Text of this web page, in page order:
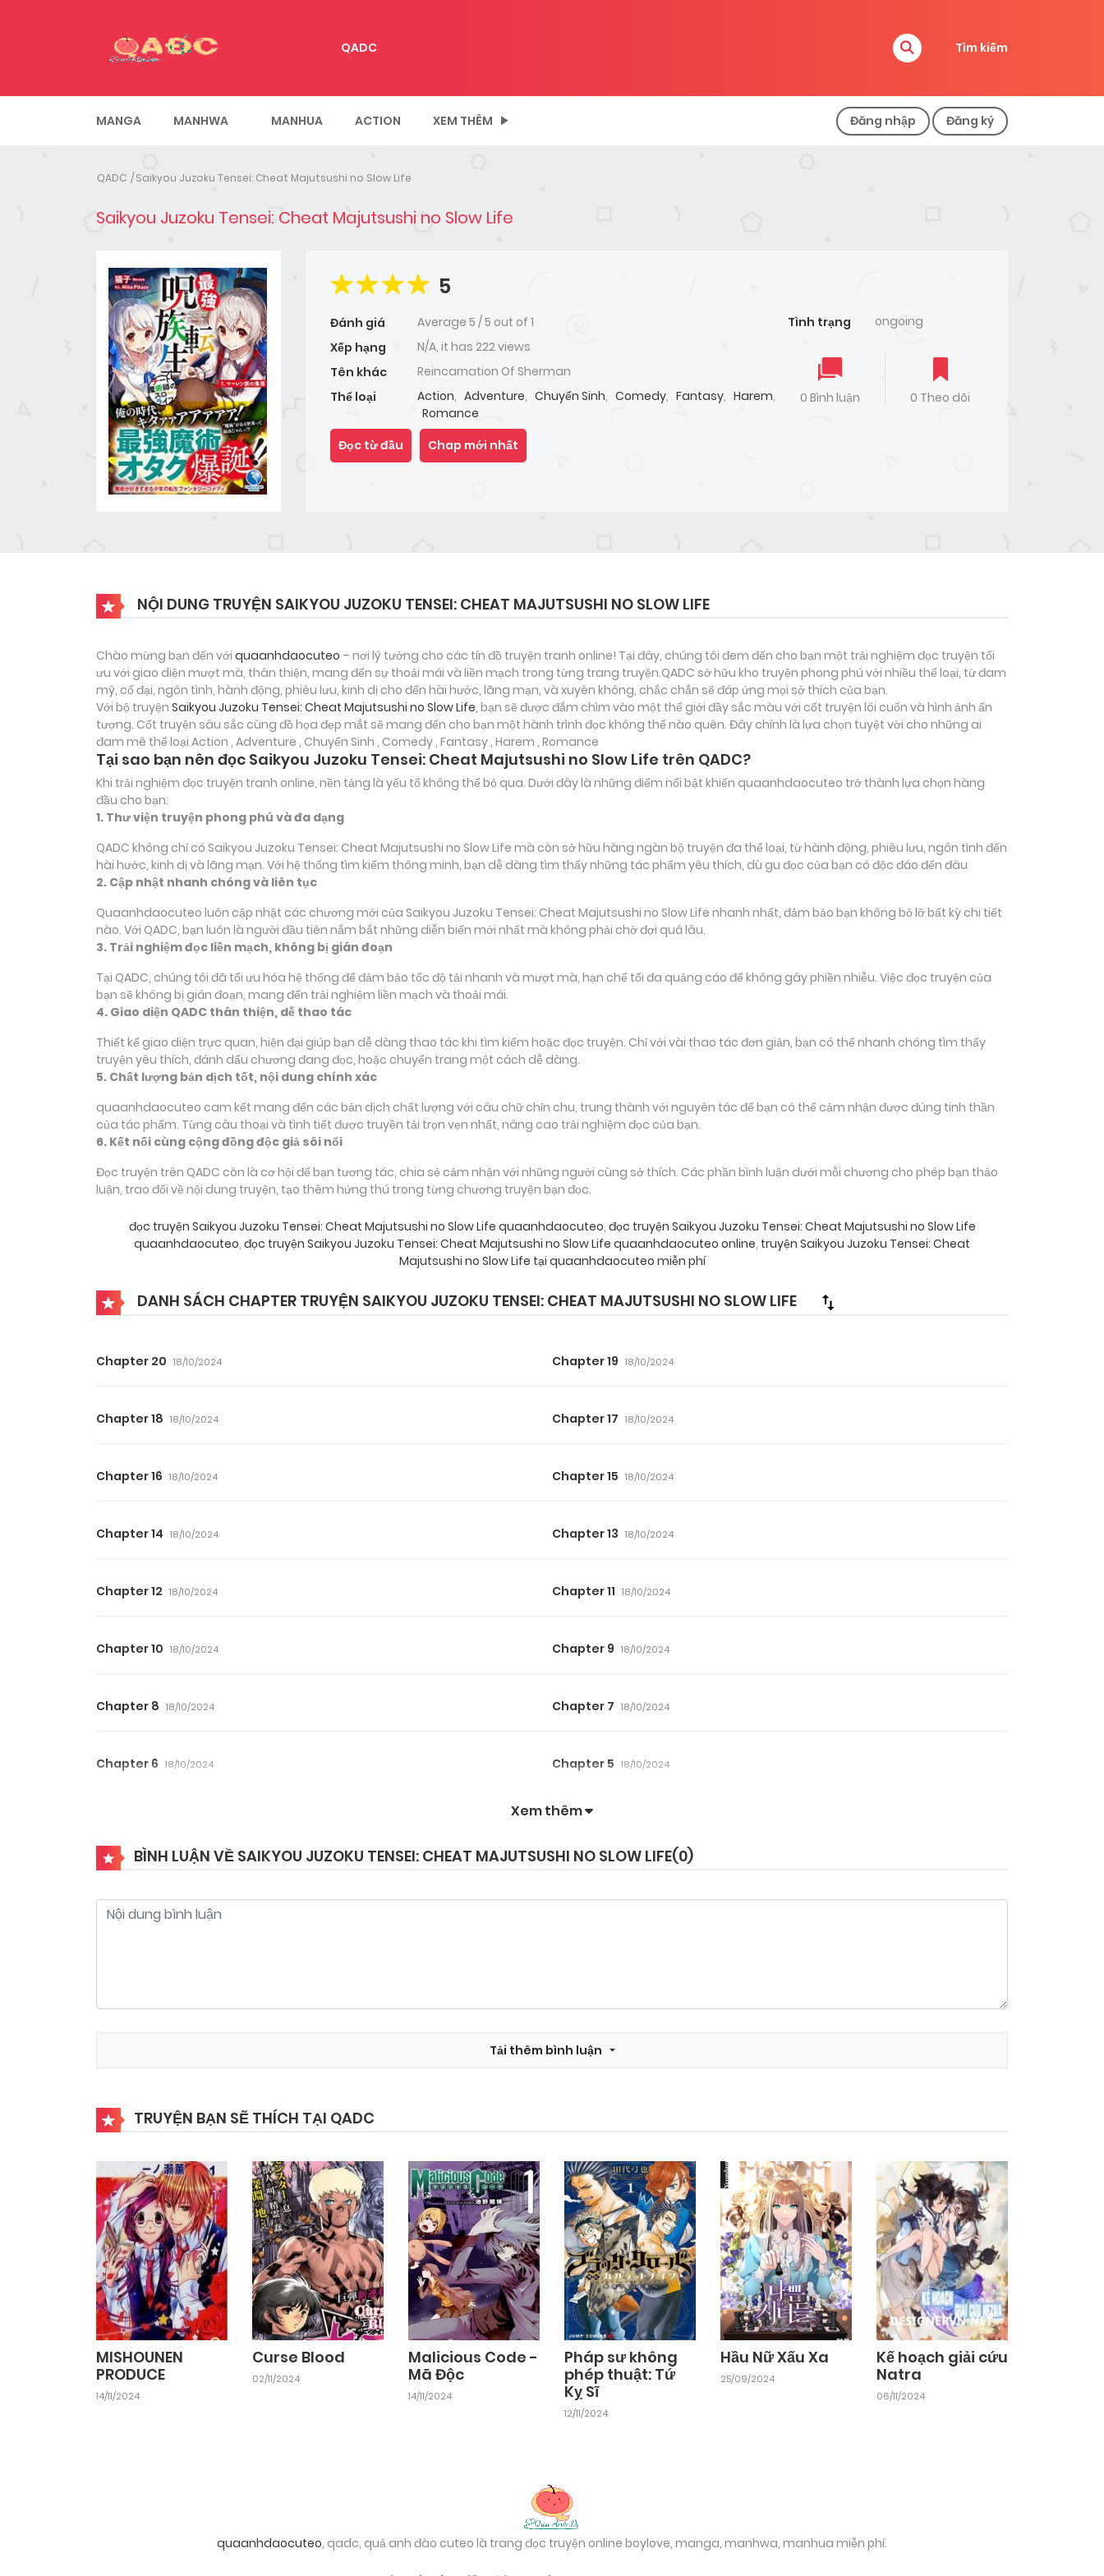
QADC Tìm kiếm
MANGA MANHWA MANHUA ACTION XEM THÊM Đăng nhập Đăng ký
QADC Saikyou Juzoku Tensei: Cheat Majutsushi no Slow Life
Saikyou Juzoku Tensei: Cheat Majutsushi no Slow Life
5
Đánh giá Average 5 /5 out of 1
Xếp hạng
N/A, it has 222 views
Tên khác
Reincarnation Of Sherman
Thể loại
Action, Adventure, Chuyển Sinh, Comedy, Fantasy, Harem,
Romance
Tình trạng ongoing
0 Bình luận 0 Theo dõi
Đọc từ đầu Chap mới nhất
NỘI DUNG TRUYỆN SAIKYOU JUZOKU TENSEI: CHEAT MAJUTSUSHI NO SLOW LIFE
Chào mừng bạn đến với quaanhdaocuteo – nơi lý tưởng cho các tín đồ truyện tranh online! Tại đây, chúng tôi đem đến cho bạn một trải nghiệm đọc truyện tối
ưu với giao diện mượt mà, thân thiện, mang đến sự thoải mái và liền mạch trong từng trang truyện.QADC sở hữu kho truyện phong phú với nhiều thể loại, từ đam
mỹ, cổ đại, ngôn tình, hành động, phiêu lưu, kinh dị cho đến hài hước, lãng mạn, và xuyên không, chắc chắn sẽ đáp ứng mọi sở thích của bạn.
Với bộ truyện Saikyou Juzoku Tensei: Cheat Majutsushi no Slow Life, bạn sẽ được đắm chìm vào một thế giới đầy sắc màu với cốt truyện lôi cuốn và hình ảnh ấn
tượng. Cốt truyện sâu sắc cùng đồ họa đẹp mắt sẽ mang đến cho bạn một hành trình đọc không thể nào quên. Đây chính là lựa chọn tuyệt vời cho những ai
đam mê thể loại Action , Adventure , Chuyển Sinh , Comedy , Fantasy , Harem , Romance
Tại sao bạn nên đọc Saikyou Juzoku Tensei: Cheat Majutsushi no Slow Life trên QADC?
Khi trải nghiệm đọc truyện tranh online, nền tảng là yếu tố không thể bỏ qua. Dưới đây là những điểm nổi bật khiến quaanhdaocuteo trở thành lựa chọn hàng
đầu cho bạn:
1. Thư viện truyện phong phú và đa dạng
QADC không chỉ có Saikyou Juzoku Tensei: Cheat Majutsushi no Slow Life mà còn sở hữu hàng ngàn bộ truyện đa thể loại, từ hành động, phiêu lưu, ngôn tình đến
hài hước, kinh dị và lãng mạn. Với hệ thống tìm kiếm thông minh, bạn dễ dàng tìm thấy những tác phẩm yêu thích, dù gu đọc của bạn có độc đáo đến đâu
2. Cập nhật nhanh chóng và liên tục
Quaanhdaocuteo luôn cập nhật các chương mới của Saikyou Juzoku Tensei: Cheat Majutsushi no Slow Life nhanh nhất, đảm bảo bạn không bỏ lỡ bất kỳ chi tiết
nào. Với QADC, bạn luôn là người đầu tiên nắm bắt những diễn biến mới nhất mà không phải chờ đợi quá lâu.
3. Trải nghiệm đọc liền mạch, không bị gián đoạn
Tại QADC, chúng tôi đã tối ưu hóa hệ thống để đảm bảo tốc độ tải nhanh và mượt mà, hạn chế tối đa quảng cáo để không gây phiền nhiễu. Việc đọc truyện của
bạn sẽ không bị gián đoạn, mang đến trải nghiệm liền mạch và thoải mái.
4. Giao diện QADC thân thiện, dễ thao tác
Thiết kế giao diện trực quan, hiện đại giúp bạn dễ dàng thao tác khi tìm kiếm hoặc đọc truyện. Chỉ với vài thao tác đơn giản, bạn có thể nhanh chóng tìm thấy
truyện yêu thích, đánh dấu chương đang đọc, hoặc chuyển trang một cách dễ dàng.
5. Chất lượng bản dịch tốt, nội dung chính xác
quaanhdaocuteo cam kết mang đến các bản dịch chất lượng với câu chữ chỉn chu, trung thành với nguyên tác để bạn có thể cảm nhận được đúng tinh thần
của tác phẩm. Từng câu thoại và tình tiết được truyền tải trọn vẹn nhất, nâng cao trải nghiệm đọc của bạn.
6. Kết nối cùng cộng đồng độc giả sôi nổi
Đọc truyện trên QADC còn là cơ hội để bạn tương tác, chia sẻ cảm nhận với những người cùng sở thích. Các phần bình luận dưới mỗi chương cho phép bạn thảo
luận, trao đổi về nội dung truyện, tạo thêm hứng thú trong từng chương truyện bạn đọc.
đọc truyện Saikyou Juzoku Tensei: Cheat Majutsushi no Slow Life quaanhdaocuteo, đọc truyện Saikyou Juzoku Tensei: Cheat Majutsushi no Slow Life
quaanhdaocuteo, đọc truyện Saikyou Juzoku Tensei: Cheat Majutsushi no Slow Life quaanhdaocuteo online, truyện Saikyou Juzoku Tensei: Cheat
Majutsushi no Slow Life tại quaanhdaocuteo miễn phí
DANH SÁCH CHAPTER TRUYỆN SAIKYOU JUZOKU TENSEI: CHEAT MAJUTSUSHI NO SLOW LIFE
Chapter 20 18/10/2024 Chapter 19 18/10/2024
Chapter 18 18/10/2024 Chapter 17 18/10/2024
Chapter 16 18/10/2024 Chapter 15 18/10/2024
Chapter 14 18/10/2024 Chapter 13 18/10/2024
Chapter 12 18/10/2024 Chapter 11 18/10/2024
Chapter 10 18/10/2024 Chapter 9 18/10/2024
Chapter 8 18/10/2024 Chapter 7 18/10/2024
Chapter 6 18/10/2024 Chapter 5 18/10/2024
Xem thêm
BÌNH LUẬN VỀ SAIKYOU JUZOKU TENSEI: CHEAT MAJUTSUSHI NO SLOW LIFE(0)
Tải thêm bình luận
TRUYỆN BẠN SẼ THÍCH TẠI QADC
MISHOUNEN
PRODUCE
14/11/2024
Curse Blood
02/11/2024
Malicious Code -
Mã Độc
14/11/2024
Pháp sư không
phép thuật: Tứ
Kỵ Sĩ
12/11/2024
Hầu Nữ Xấu Xa
25/09/2024
Kế hoạch giải cứu
Natra
06/11/2024
quaanhdaocuteo, qadc, quả anh đào cuteo là trang đọc truyện online boylove, manga, manhwa, manhua miễn phí.